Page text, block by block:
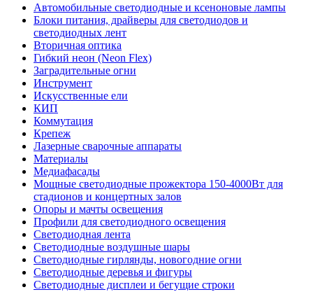
Автомобильные светодиодные и ксеноновые лампы
Блоки питания, драйверы для светодиодов и
светодиодных лент
Вторичная оптика
Гибкий неон (Neon Flex)
Заградительные огни
Инструмент
Искусственные ели
КИП
Коммутация
Крепеж
Лазерные сварочные аппараты
Материалы
Медиафасады
Мощные светодиодные прожектора 150-4000Вт для
стадионов и концертных залов
Опоры и мачты освещения
Профили для светодиодного освещения
Светодиодная лента
Светодиодные воздушные шары
Светодиодные гирлянды, новогодние огни
Светодиодные деревья и фигуры
Светодиодные дисплеи и бегущие строки